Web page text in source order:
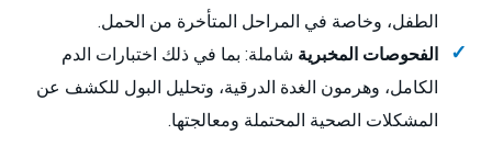
الطفل، وخاصة في المراحل المتأخرة من الحمل.
الفحوصات المخبرية شاملة: بما في ذلك اختبارات الدم
الكامل، وهرمون الغدة الدرقية، وتحليل البول للكشف عن
المشكلات الصحية المحتملة ومعالجتها.